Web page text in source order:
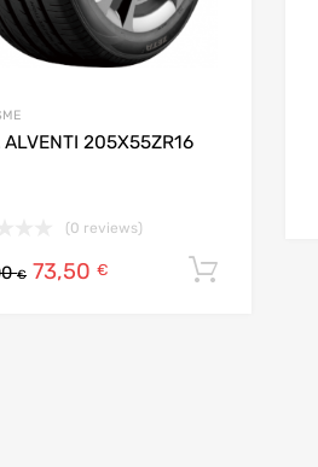
ALVENTI 205X55ZR16
(0 reviews)
€ 73,50€